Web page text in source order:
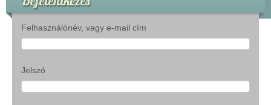
Felhasználónév, vagy e-mail cím
Jelszó